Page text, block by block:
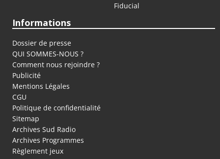
Fiducial
Informations
Dossier de presse
QUI SOMMES-NOUS ?
Comment nous rejoindre ?
Publicité
Mentions Légales
CGU
Politique de confidentialité
Sitemap
Archives Sud Radio
Archives Programmes
Règlement jeux